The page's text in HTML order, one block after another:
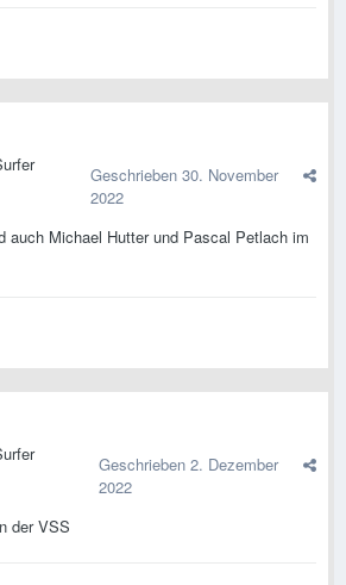
Geschrieben 30. November
2022
auch Michael Hutter und Pascal Petlach im
Geschrieben 2. Dezember
2022
der VSS